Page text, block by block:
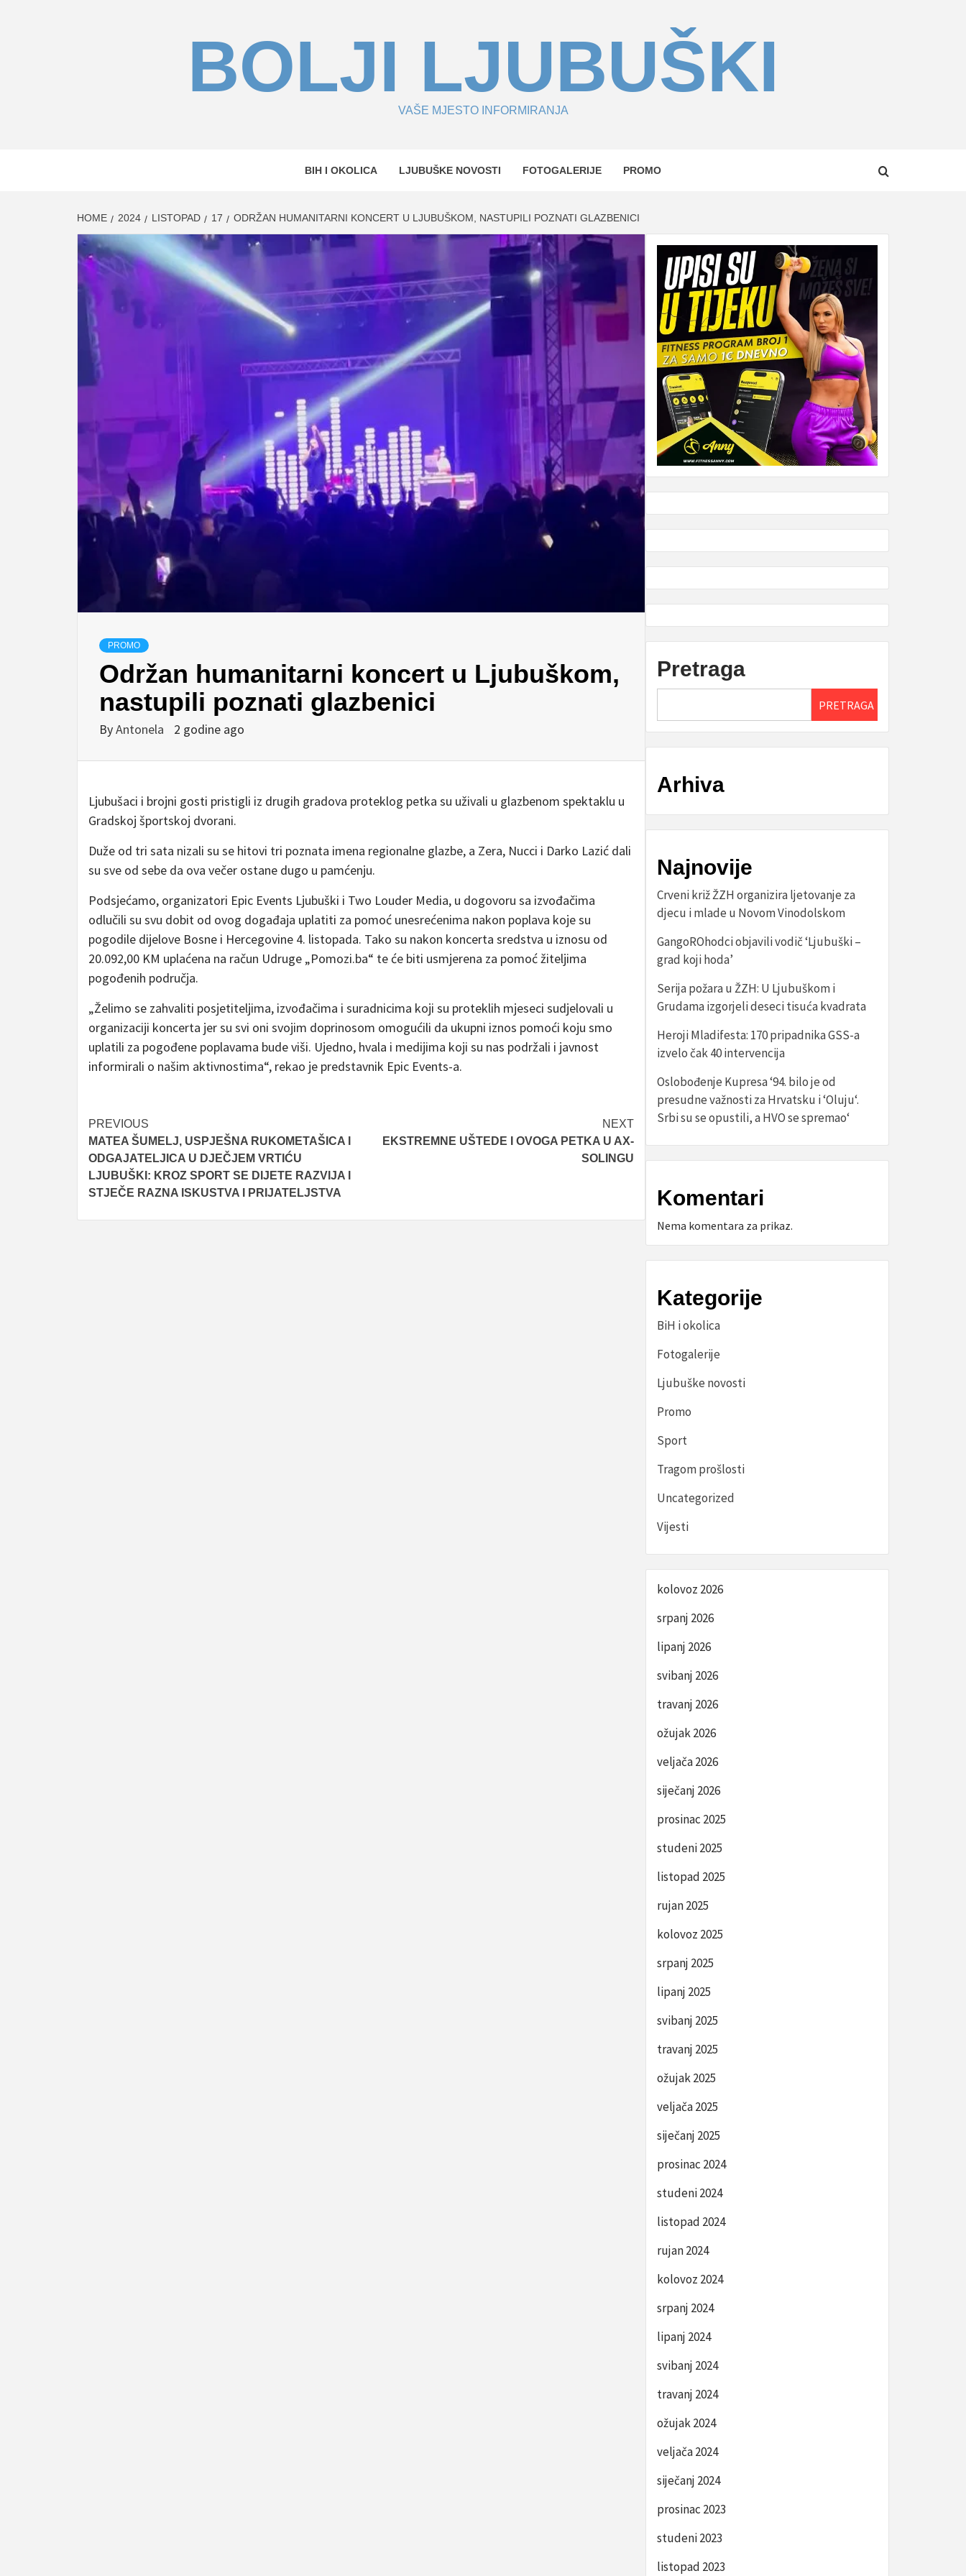
BOLJI LJUBUŠKI
VAŠE MJESTO INFORMIRANJA
BIH I OKOLICA LJUBUŠKE NOVOSTI FOTOGALERIJE PROMO
HOME 2024 LISTOPAD 17 ODRŽAN HUMANITARNI KONCERT U LJUBUŠKOM, NASTUPILI POZNATI GLAZBENICI
PROMO
Održan humanitarni koncert u Ljubuškom,
nastupili poznati glazbenici
ByAntonela 2 godine ago
Ljubušaci i brojni gosti pristigli iz drugih gradova proteklog petka su uživali u glazbenom spektaklu u
Gradskoj športskoj dvorani.
Duže od tri sata nizali su se hitovi tri poznata imena regionalne glazbe, a Zera, Nucci i Darko Lazić dali
su sve od sebe da ova večer ostane dugo u pamćenju.
Podsjećamo, organizatori Epic Events Ljubuški i Two Louder Media, u dogovoru sa izvođačima
odlučili su svu dobit od ovog događaja uplatiti za pomoć unesrećenima nakon poplava koje su
pogodile dijelove Bosne i Hercegovine 4. listopada. Tako su nakon koncerta sredstva u iznosu od
20.092,00 KM uplaćena na račun Udruge „Pomozi.ba“ te će biti usmjerena za pomoć žiteljima
pogođenih područja.
„Želimo se zahvaliti posjetiteljima, izvođačima i suradnicima koji su proteklih mjeseci sudjelovali u
organizaciji koncerta jer su svi oni svojim doprinosom omogućili da ukupni iznos pomoći koju smo
uplatili za pogođene poplavama bude viši. Ujedno, hvala i medijima koji su nas podržali i javnost
informirali o našim aktivnostima“, rekao je predstavnik Epic Events-a.
Post
navigation
PREVIOUS
MATEA ŠUMELJ, USPJEŠNA RUKOMETAŠICA I
ODGAJATELJICA U DJEČJEM VRTIĆU
LJUBUŠKI: KROZ SPORT SE DIJETE RAZVIJA I
STJEČE RAZNA ISKUSTVA I PRIJATELJSTVA
NEXT
EKSTREMNE UŠTEDE I OVOGA PETKA U AX-
SOLINGU
Pretraga
PRETRAGA
Arhiva
Najnovije
Crveni križ ŽZH organizira ljetovanje za
djecu i mlade u Novom Vinodolskom
GangoROhodci objavili vodič ‘Ljubuški –
grad koji hoda’
Serija požara u ŽZH: U Ljubuškom i
Grudama izgorjeli deseci tisuća kvadrata
Heroji Mladifesta: 170 pripadnika GSS-a
izvelo čak 40 intervencija
Oslobođenje Kupresa ‘94. bilo je od
presudne važnosti za Hrvatsku i ‘Oluju‘.
Srbi su se opustili, a HVO se spremao‘
Komentari
Nema komentara za prikaz.
Kategorije
BiH i okolica
Fotogalerije
Ljubuške novosti
Promo
Sport
Tragom prošlosti
Uncategorized
Vijesti
kolovoz 2026
srpanj 2026
lipanj 2026
svibanj 2026
travanj 2026
ožujak 2026
veljača 2026
siječanj 2026
prosinac 2025
studeni 2025
listopad 2025
rujan 2025
kolovoz 2025
srpanj 2025
lipanj 2025
svibanj 2025
travanj 2025
ožujak 2025
veljača 2025
siječanj 2025
prosinac 2024
studeni 2024
listopad 2024
rujan 2024
kolovoz 2024
srpanj 2024
lipanj 2024
svibanj 2024
travanj 2024
ožujak 2024
veljača 2024
siječanj 2024
prosinac 2023
studeni 2023
listopad 2023